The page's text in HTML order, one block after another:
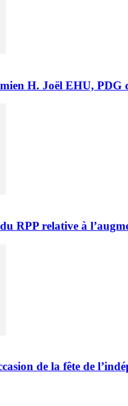
H. Joël EHU,
RPP relative à
de la fête de